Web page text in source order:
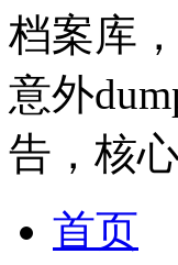
档案库
意外
告，核
首页